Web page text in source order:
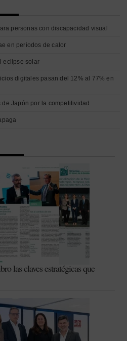
personas con discapacidad visual
en periodos de calor
eclipse solar
digitales pasan del 12% al 77% en
de Japón por la competitividad
las claves estratégicas que